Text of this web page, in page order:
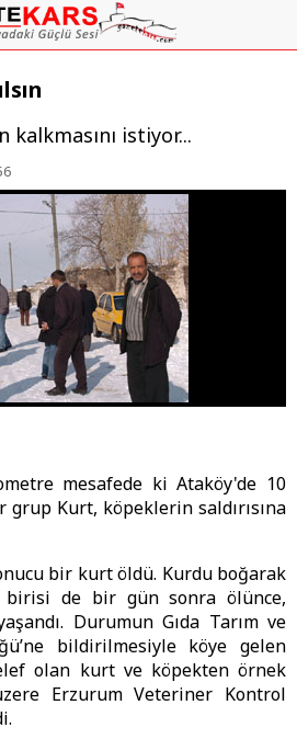
kalkmasını istiyor...
mesafede ki Ataköy'de 10
grup Kurt, köpeklerin saldırısına
bir kurt öldü. Kurdu boğarak
birisi de bir gün sonra ölünce,
Durumun Gıda Tarım ve
bildirilmesiyle köye gelen
olan kurt ve köpekten örnek
Erzurum Veteriner Kontrol